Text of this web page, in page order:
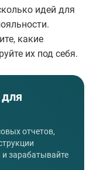
идей для
какие
их под себя.
отчетов,
зарабатывайте